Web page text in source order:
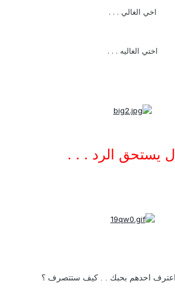
اخي الغالي . . .
اختي الغاليه . . .
يستحق الرد . . .
اعترف احدهم بحبك . . كيف ستتصرف ؟